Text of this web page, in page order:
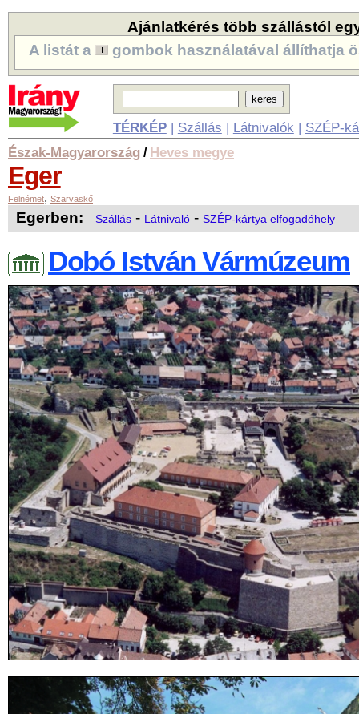
Ajánlatkérés több szállástól
A listát a
gombok használatával állíthatja
TÉRKÉP| Szállás | Látnivalók | SZÉP-
Észak-Magyarország / Heves megye
Eger
Felnémet, Szarvaskő
Egerben: Szállás - Látnivaló - SZÉP-kártya elfogadóhely
Dobó István Vármúzeum